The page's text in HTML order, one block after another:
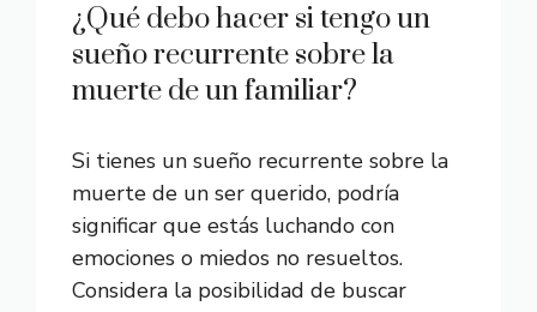
¿Qué debo hacer si tengo un
sueño recurrente sobre la
muerte de un familiar?
Si tienes un sueño recurrente sobre la
muerte de un ser querido, podría
significar que estás luchando con
emociones o miedos no resueltos.
Considera la posibilidad de buscar